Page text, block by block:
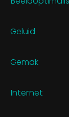
Geluid
Gemak
Internet